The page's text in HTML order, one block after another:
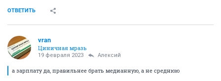
ОТВЕТИТЬ
vran
Циничная мразь
19 февраля 2023 Алексий
а зарплату да, правильнее брать медианную, а не среднюю